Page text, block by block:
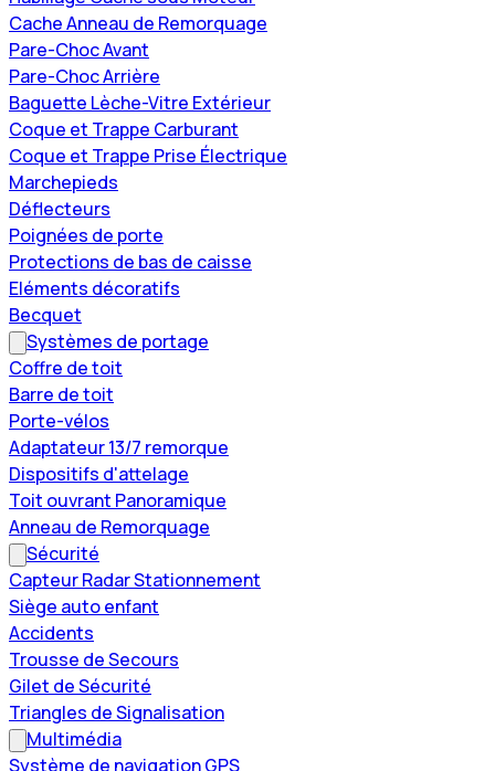
Cache Anneau de Remorquage
Pare-Choc Avant
Pare-Choc Arrière
Baguette Lèche-Vitre Extérieur
Coque et Trappe Carburant
Coque et Trappe Prise Électrique
Marchepieds
Déflecteurs
Poignées de porte
Protections de bas de caisse
Eléments décoratifs
Becquet
Systèmes de portage
Coffre de toit
Barre de toit
Porte-vélos
Adaptateur 13/7 remorque
Dispositifs d'attelage
Toit ouvrant Panoramique
Anneau de Remorquage
Sécurité
Capteur Radar Stationnement
Siège auto enfant
Accidents
Trousse de Secours
Gilet de Sécurité
Triangles de Signalisation
Multimédia
Système de navigation GPS